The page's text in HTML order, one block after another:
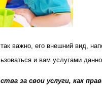
важно, его внешний вид,
и вам услугами
за свои услуги, как